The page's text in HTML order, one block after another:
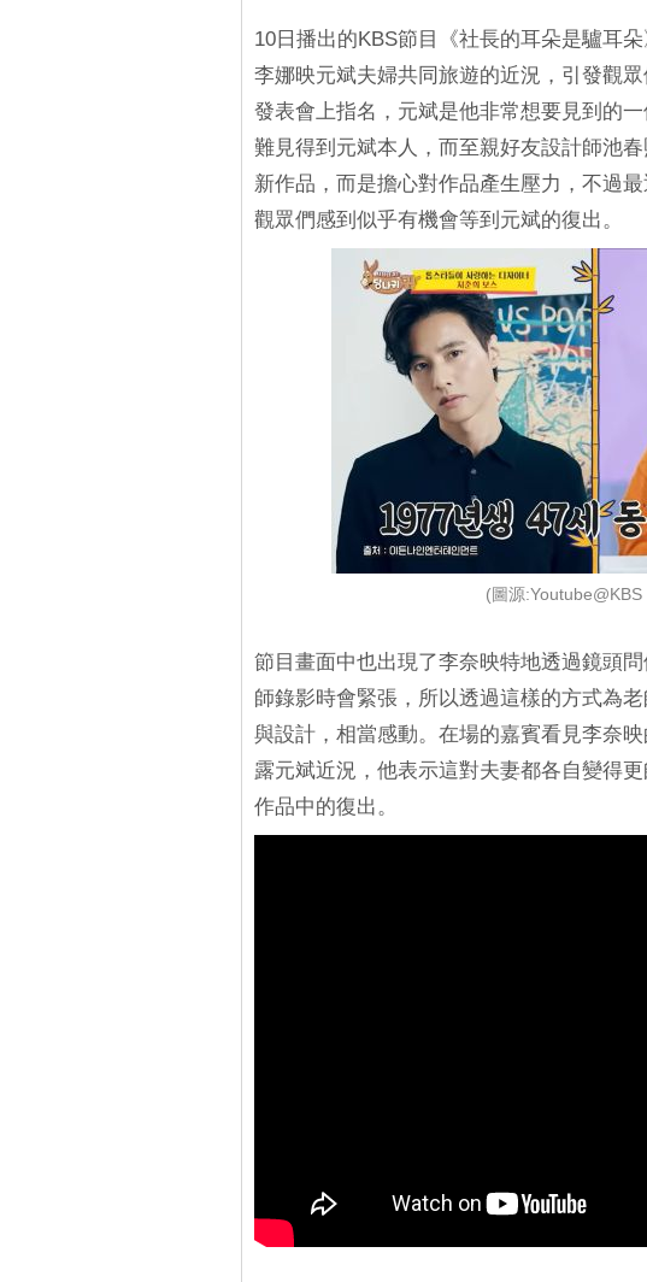
10日播出的KBS節目《社長的耳朵是驢耳
李娜映元斌夫婦共同旅遊的近況，引發觀
發表會上指名，元斌是他非常想要見到的
難見得到元斌本人，而至親好友設計師池
新作品，而是擔心對作品產生壓力，不過
觀眾們感到似乎有機會等到元斌的復出。
(圖源
節目畫面中也出現了李奈映特地透過鏡頭
師錄影時會緊張，所以透過這樣的方式為
與設計，相當感動。在場的嘉賓看見李奈
露元斌近況，他表示這對夫妻都各自變得
作品中的復出。